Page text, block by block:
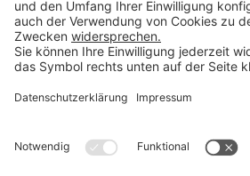
So sei sowohl der Kommission als auch
unterlaufen, die Prüfung der Selektivität
ausschließlich auf die CFC-Vorschriften zu
damit das Urteil des Gerichts insgesamt
19.09.2024 -C-555/22 P